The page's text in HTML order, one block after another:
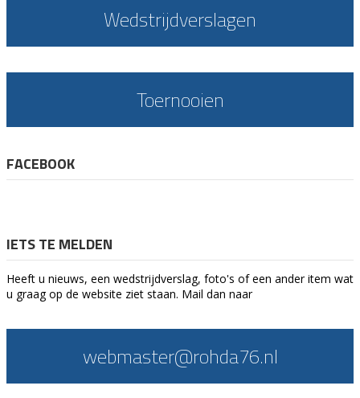
Wedstrijdverslagen
Toernooien
FACEBOOK
IETS TE MELDEN
Heeft u nieuws, een wedstrijdverslag, foto's of een ander item wat
u graag op de website ziet staan. Mail dan naar
webmaster@rohda76.nl